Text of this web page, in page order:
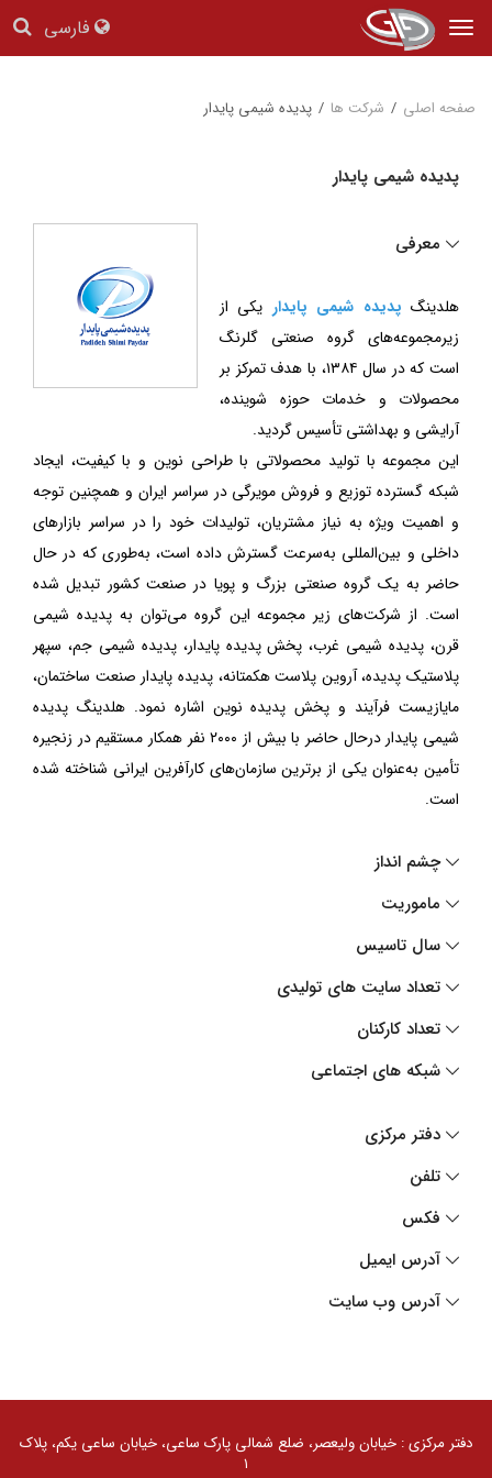
فارسی
صفحه اصلی / شرکت ها / پدیده شیمی پایدار
پدیده شیمی پایدار
معرفی
هلدینگ پدیده شیمی پایدار یکی از
زیرمجموعه‌های گروه صنعتی گلرنگ
است که در سال ۱۳۸۴، با هدف تمرکز بر
محصولات و خدمات حوزه شوینده،
آرایشی و بهداشتی تأسیس گردید.
این مجموعه با تولید محصولاتی با طراحی نوین و با کیفیت، ایجاد
شبکه گسترده توزیع و فروش مویرگی در سراسر ایران و همچنین توجه
و اهمیت ویژه به نیاز مشتریان، تولیدات خود را در سراسر بازارهای
داخلی و بین‌المللی به‌سرعت گسترش داده است، به‌طوری که در حال
حاضر به یک گروه صنعتی بزرگ و پویا در صنعت کشور تبدیل شده
است. از شرکت‌های زیر مجموعه این گروه می‌توان به پدیده شیمی
قرن، پدیده شیمی غرب، پخش پدیده پایدار، پدیده شیمی جم، سپهر
پلاستیک پدیده، آروین پلاست هکمتانه، پدیده پایدار صنعت ساختمان،
مایازیست فرآیند و پخش پدیده نوین اشاره نمود. هلدینگ پدیده
شیمی پایدار درحال حاضر با بیش از ۲۰۰۰ نفر همکار مستقیم در زنجیره
تأمین به‌عنوان یکی از برترین سازمان‌های کارآفرین ایرانی شناخته شده
است.
چشم انداز
ماموریت
سال تاسیس
تعداد سایت های تولیدی
تعداد کارکنان
شبکه های اجتماعی
دفتر مرکزی
تلفن
فکس
آدرس ایمیل
آدرس وب سایت
دفتر مرکزی : خیابان ولیعصر، ضلع شمالی پارک ساعی، خیابان ساعی یکم، پلاک
۱
کلیه حقوق مادی و معنوی سایت محفوظ و متعلق به گروه
توسعه توسط گلرنگ سیستم